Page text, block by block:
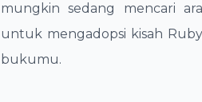
mungkin sedang mencari
untuk mengadopsi kisah
bukumu.